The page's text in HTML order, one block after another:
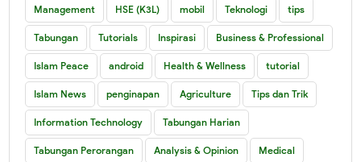
Management HSE (K3L) mobil Teknologi tips
Tabungan Tutorials Inspirasi Business & Professional
Islam Peace android Health & Wellness tutorial
Islam News penginapan Agriculture Tips dan Trik
Information Technology Tabungan Harian
Tabungan Perorangan Analysis & Opinion Medical